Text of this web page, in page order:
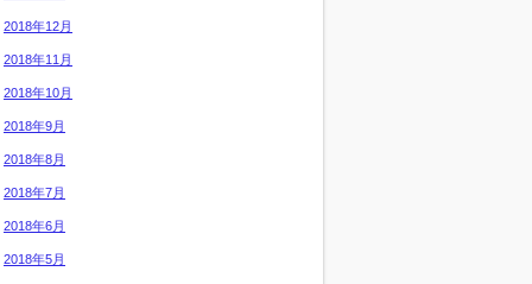
2018年12月
2018年11月
2018年10月
2018年9月
2018年8月
2018年7月
2018年6月
2018年5月